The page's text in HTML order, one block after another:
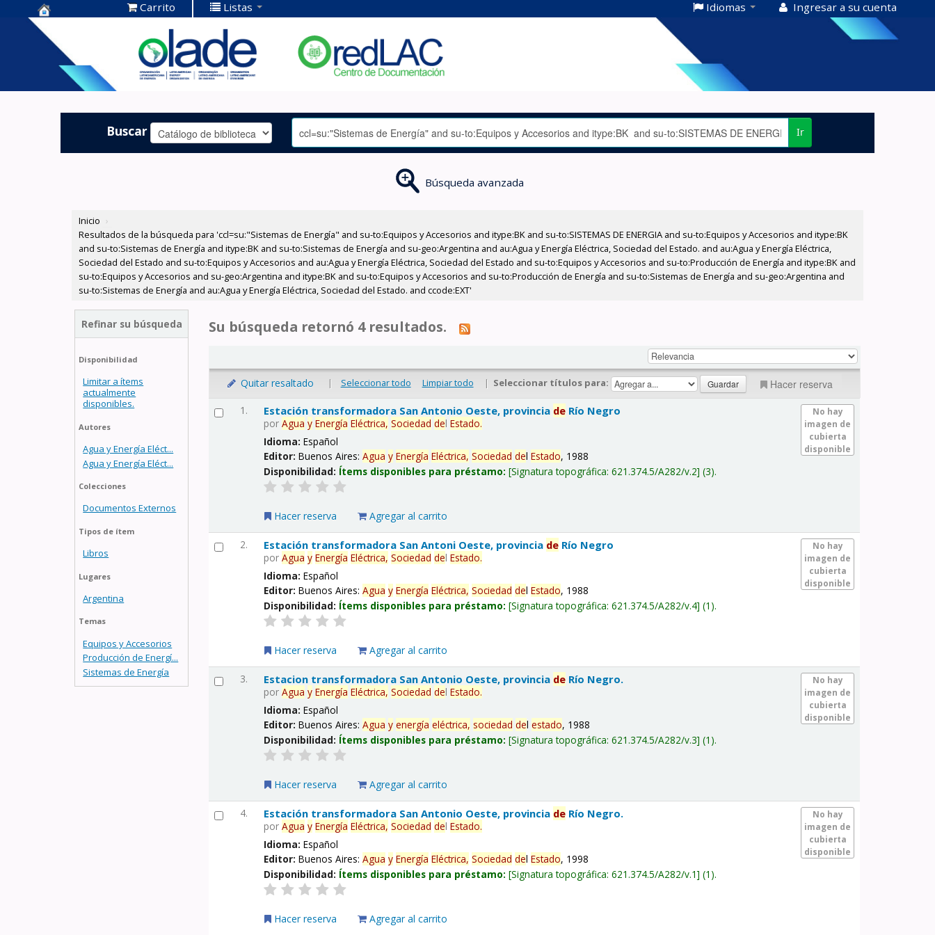
Centro de
Documentación
OLADE -
Carrito Listas Idiomas Ingresar a su cuenta
Buscar Ir
Búsqueda avanzada
Inicio ›
Resultados de la búsqueda para 'ccl=su:"Sistemas de Energía" and su-to:Equipos y Accesorios and itype:BK and su-to:SISTEMAS DE ENERGIA and su-to:Equipos y Accesorios and itype:BK
and su-to:Sistemas de Energía and itype:BK and su-to:Sistemas de Energía and su-geo:Argentina and au:Agua y Energía Eléctrica, Sociedad del Estado. and au:Agua y Energía Eléctrica,
Sociedad del Estado and su-to:Equipos y Accesorios and au:Agua y Energía Eléctrica, Sociedad del Estado and su-to:Equipos y Accesorios and su-to:Producción de Energía and itype:BK and
su-to:Equipos y Accesorios and su-geo:Argentina and itype:BK and su-to:Equipos y Accesorios and su-to:Producción de Energía and su-to:Sistemas de Energía and su-geo:Argentina and
su-to:Sistemas de Energía and au:Agua y Energía Eléctrica, Sociedad del Estado. and ccode:EXT'
Refinar su búsqueda
Disponibilidad
Limitar a ítems
actualmente
disponibles.
Autores
Agua y Energía Eléct...
Agua y Energía Eléct...
Colecciones
Documentos Externos
Tipos de ítem
Libros
Lugares
Argentina
Temas
Equipos y Accesorios
Producción de Energí...
Sistemas de Energía
Su búsqueda retornó 4 resultados.
Quitar resaltado | Seleccionar todo Limpiar todo | Seleccionar títulos para: Hacer reserva
1.
No hay
imagen de
cubierta
disponible
Estación transformadora San Antonio Oeste, provincia de Río Negro
porAgua y Energía Eléctrica, Sociedad delEstado.
Idioma:Español
Editor:Buenos Aires:Agua y Energía Eléctrica, Sociedad delEstado, 1988
Disponibilidad: Ítems disponibles para préstamo: Signatura topográfica:621.374.5/A282/v.2 (3).
Hacer reserva Agregar al carrito
2.
No hay
imagen de
cubierta
disponible
Estación transformadora San Antoni Oeste, provincia de Río Negro
porAgua y Energía Eléctrica, Sociedad delEstado.
Idioma:Español
Editor:Buenos Aires:Agua y Energía Eléctrica, Sociedad delEstado, 1988
Disponibilidad: Ítems disponibles para préstamo: Signatura topográfica:621.374.5/A282/v.4 (1).
Hacer reserva Agregar al carrito
3.
No hay
imagen de
cubierta
disponible
Estacion transformadora San Antonio Oeste, provincia de Río Negro.
porAgua y Energía Eléctrica, Sociedad delEstado.
Idioma:Español
Editor:Buenos Aires:Agua y energía eléctrica, sociedad delestado, 1988
Disponibilidad: Ítems disponibles para préstamo: Signatura topográfica:621.374.5/A282/v.3 (1).
Hacer reserva Agregar al carrito
4.
No hay
imagen de
cubierta
disponible
Estación transformadora San Antonio Oeste, provincia de Río Negro.
porAgua y Energía Eléctrica, Sociedad delEstado.
Idioma:Español
Editor:Buenos Aires:Agua y Energía Eléctrica, Sociedad delEstado, 1998
Disponibilidad: Ítems disponibles para préstamo: Signatura topográfica:621.374.5/A282/v.1 (1).
Hacer reserva Agregar al carrito